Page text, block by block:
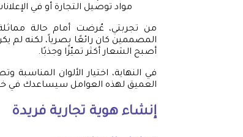
مواد توصيل التجارة أو في
من تجربتي، عُرضت أمام حالة
المصممين كان رائعًا بصرياً، لكنه لم
أصبح الشعار أكثر تميّزًا وجذبًا.
في النهاية، اختيار الألوان
العميق لهذه العوامل سيساعدك في
إنشاء هوية تجارية فريدة